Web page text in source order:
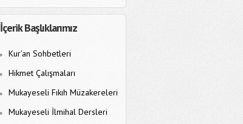
İçerik Başlıklarımız
Kur’an Sohbetleri
Hikmet Çalışmaları
Mukayeseli Fıkıh Müzakereleri
Mukayeseli İlmihal Dersleri